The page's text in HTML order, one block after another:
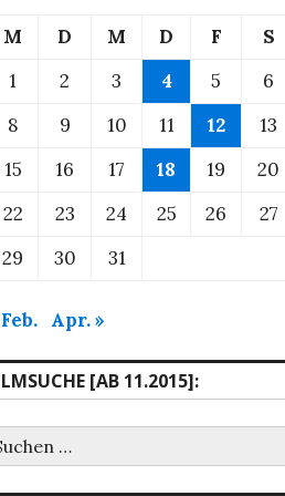
M D M D F S
1
2 3 4 5 6
8
9 10 11 12 13
15
16 17 18 19 20
22
23 24 25 26 27
29
30 31
Apr. »
[AB 11.2015]: